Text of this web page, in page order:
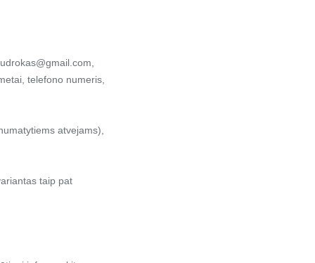
telefono numeris,
atvejams),
taip pat